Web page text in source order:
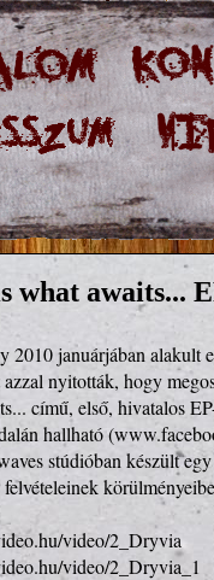
what awaits...
2010 januárjában alakult
azzal nyitották, hogy
című, első, hivatalos
hallható (
stúdióban készült
video/2_Dryvia
video/2_Dryvia_1